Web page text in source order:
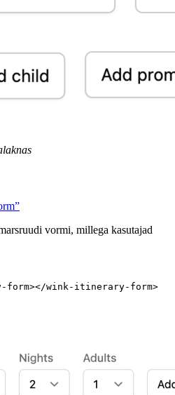
vormi, millega kasutajad
form></wink-itinerary-form>